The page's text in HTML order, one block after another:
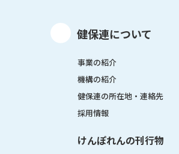
健保連について
事業の紹介
機構の紹介
健保連の所在地・連絡先
採用情報
けんぽれんの刊行物